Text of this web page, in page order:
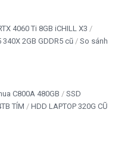
4060 Ti 8GB iCHILL X3
340X 2GB GDDR5 cũ
So sánh
C800A 480GB
SSD
TÍM
HDD LAPTOP 320G CŨ